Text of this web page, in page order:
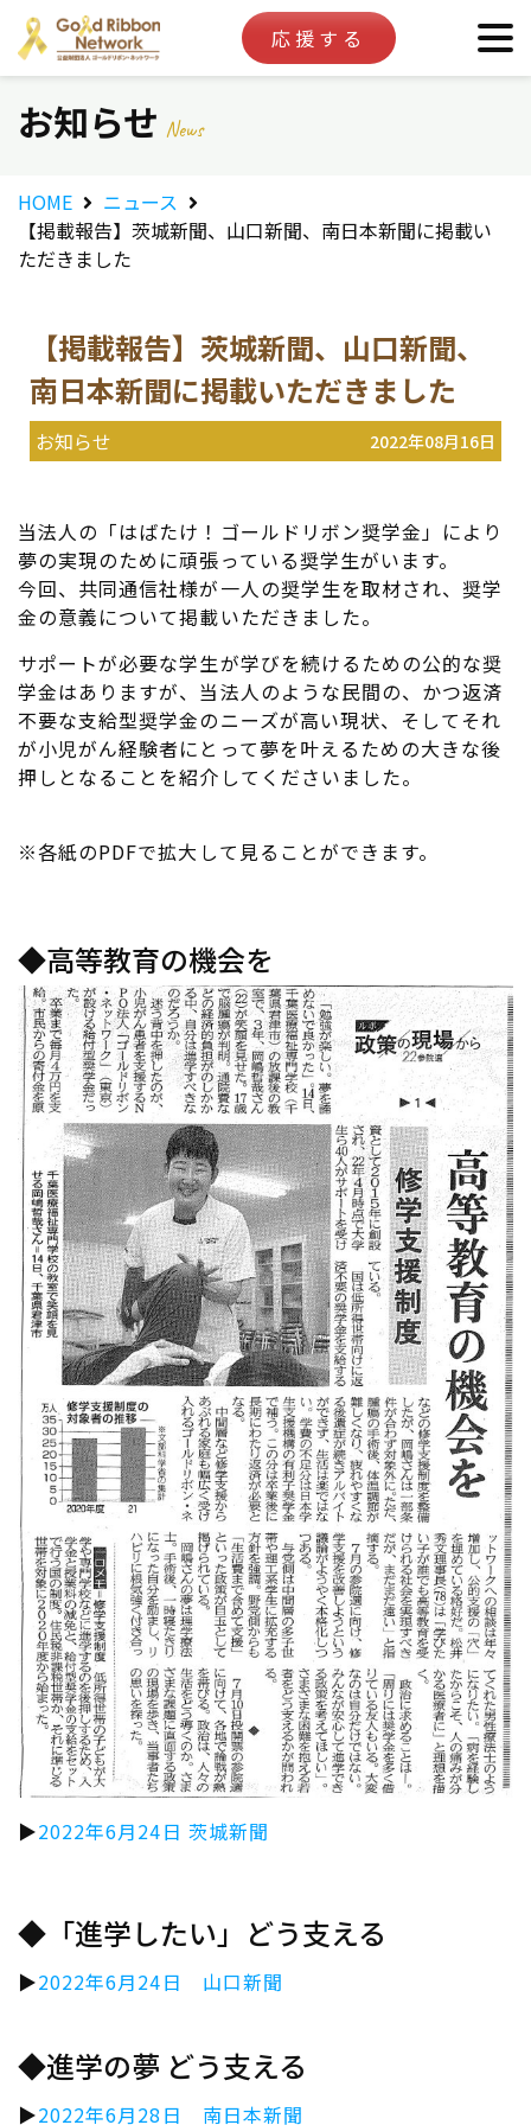
応援する
お知らせ News
HOME
ニュース
【掲載報告】茨城新聞、山口新聞、南日本新聞に掲載い
ただきました
【掲載報告】茨城新聞、山口新聞、
南日本新聞に掲載いただきました
お知らせ 2022年08月16日
当法人の「はばたけ！ゴールドリボン奨学金」により
夢の実現のために頑張っている奨学生がいます。
今回、共同通信社様が一人の奨学生を取材され、奨学
金の意義について掲載いただきました。
サポートが必要な学生が学びを続けるための公的な奨
学金はありますが、当法人のような民間の、かつ返済
不要な支給型奨学金のニーズが高い現状、そしてそれ
が小児がん経験者にとって夢を叶えるための大きな後
押しとなることを紹介してくださいました。
※各紙のPDFで拡大して見ることができます。
◆高等教育の機会を
▶2022年6月24日 茨城新聞
◆「進学したい」どう支える
▶2022年6月24日 山口新聞
◆進学の夢 どう支える
▶2022年6月28日 南日本新聞